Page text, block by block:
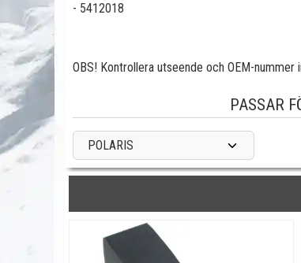
- 5412018
OBS! Kontrollera utseende och OEM-nummer
PASSAR
POLARIS